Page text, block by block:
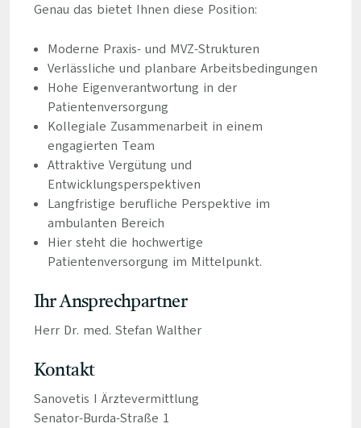
Genau das bietet Ihnen diese Position:
Moderne Praxis- und MVZ-Strukturen
Verlässliche und planbare Arbeitsbedingungen
Hohe Eigenverantwortung in der
Patientenversorgung
Kollegiale Zusammenarbeit in einem
engagierten Team
Attraktive Vergütung und
Entwicklungsperspektiven
Langfristige berufliche Perspektive im
ambulanten Bereich
Hier steht die hochwertige
Patientenversorgung im Mittelpunkt.
Ihr Ansprechpartner
Herr Dr. med. Stefan Walther
Kontakt
Sanovetis I Ärztevermittlung
Senator-Burda-Straße 1